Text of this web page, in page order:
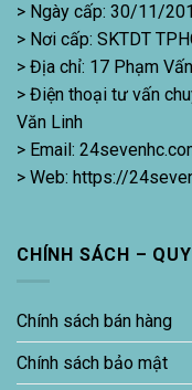
> Ngày cấp: 30/11/
> Nơi cấp: SKTDT
> Địa chỉ: 17 Phạm
> Điện thoại tư vấn
Văn Linh
> Email:
> Web: https://
CHÍNH SÁCH –
Chính sách bán hàng
Chính sách bảo mật